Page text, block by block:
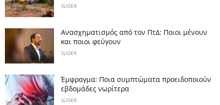
SLIDER
Ανασχηματισμός από τον ΠτΔ: Ποιοι μένουν
και ποιοι φεύγουν
SLIDER
Έμφραγμα: Ποια συμπτώματα προειδοποιούν
εβδομάδες νωρίτερα
SLIDER